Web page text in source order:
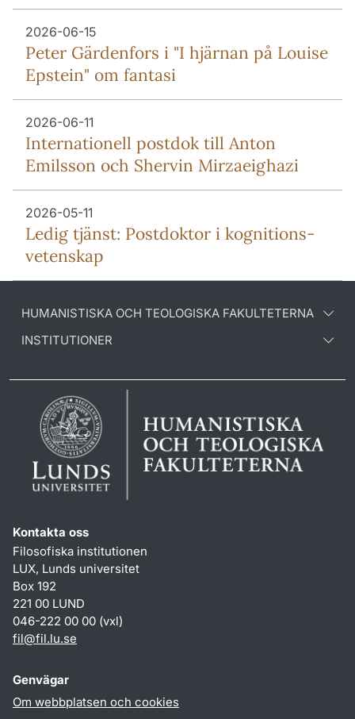
2026-06-15
Peter Gärdenfors i "I hjärnan på Louise
Epstein" om fantasi
2026-06-11
Internationell postdok till Anton
Emilsson och Shervin Mirzaeighazi
2026-05-11
Ledig tjänst: Postdoktor i kognitions-
vetenskap
HUMANISTISKA OCH TEOLOGISKA FAKULTETERNA
INSTITUTIONER
Kontakta oss
Filosofiska institutionen
LUX, Lunds universitet
Box 192
221 00 LUND
046-222 00 00 (vxl)
fil@fil.lu.se
Genvägar
Om webbplatsen och cookies